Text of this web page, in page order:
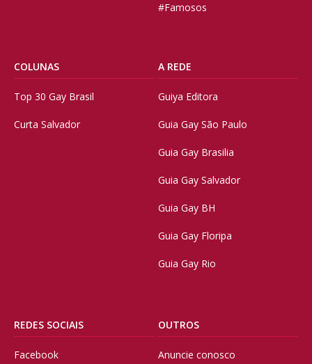
#Famosos
COLUNAS
Top 30 Gay Brasil
Curta Salvador
A REDE
Guiya Editora
Guia Gay São Paulo
Guia Gay Brasilia
Guia Gay Salvador
Guia Gay BH
Guia Gay Floripa
Guia Gay Rio
REDES SOCIAIS
Facebook
OUTROS
Anuncie conosco